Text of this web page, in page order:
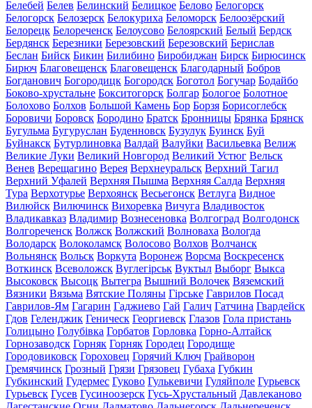
Белебей Белев Белинский Белицкое Белово Белогорск
Белогорск Белозерск Белокуриха Беломорск Белоозёрский
Белорецк Белореченск Белоусово Белоярский Белый Бердск
Бердянск Березники Березовский Березовский Берислав
Беслан Бийск Бикин Билибино Биробиджан Бирск Бирюсинск
Бирюч Благовещенск Благовещенск Благодарный Бобров
Богданович Богородицк Богородск Боготол Богучар Бодайбо
Боково-хрустальне Бокситогорск Болгар Бологое Болотное
Болохово Болхов Большой Камень Бор Борзя Борисоглебск
Боровичи Боровск Бородино Братск Бронницы Брянка Брянск
Бугульма Бугуруслан Буденновск Бузулук Буинск Буй
Буйнакск Бутурлиновка Валдай Валуйки Васильевка Велиж
Великие Луки Великий Новгород Великий Устюг Вельск
Венев Верещагино Верея Верхнеуральск Верхний Тагил
Верхний Уфалей Верхняя Пышма Верхняя Салда Верхняя
Тура Верхотурье Верхоянск Весьегонск Ветлуга Видное
Вилюйск Вилючинск Вихоревка Вичуга Владивосток
Владикавказ Владимир Вознесеновка Волгоград Волгодонск
Волгореченск Волжск Волжский Волноваха Вологда
Володарск Волоколамск Волосово Волхов Волчанск
Вольнянск Вольск Воркута Воронеж Ворсма Воскресенск
Воткинск Всеволожск Вуглегірськ Вуктыл Выборг Выкса
Высоковск Высоцк Вытегра Вышний Волочек Вяземский
Вязники Вязьма Вятские Поляны Гірське Гаврилов Посад
Гаврилов-Ям Гагарин Гаджиево Гай Галич Гатчина Гвардейск
Гдов Геленджик Геническ Георгиевск Глазов Гола пристань
Голицыно Голубівка Горбатов Горловка Горно-Алтайск
Горнозаводск Горняк Горняк Городец Городище
Городовиковск Гороховец Горячий Ключ Грайворон
Гремячинск Грозный Грязи Грязовец Губаха Губкин
Губкинский Гудермес Гуково Гулькевичи Гуляйполе Гурьевск
Гурьевск Гусев Гусиноозерск Гусь-Хрустальный Давлеканово